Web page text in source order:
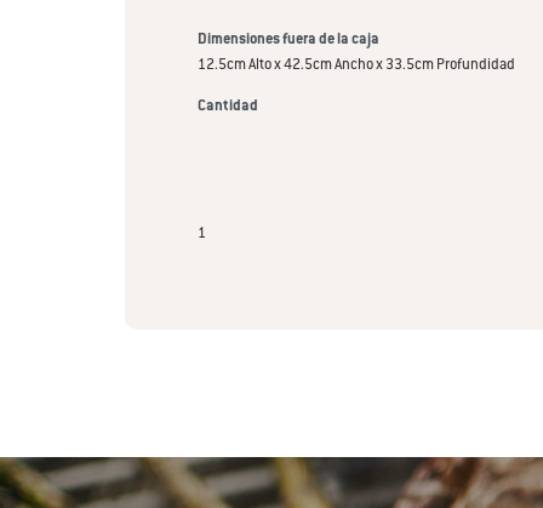
Dimensiones fuera de la caja
12.5cm Alto x 42.5cm Ancho x 33.5cm Profundidad
Cantidad
1